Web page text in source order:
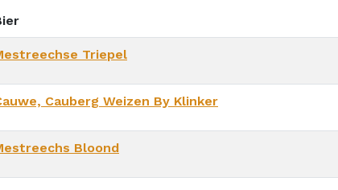
Triepel
Cauberg Weizen By Klinker
Bloond